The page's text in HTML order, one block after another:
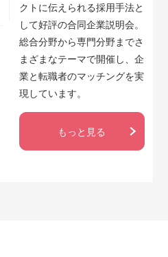
クトに伝えられる採用手法と
して好評の合同企業説明会。
総合分野から専門分野までさ
まざまなテーマで開催し、企
業と転職者のマッチングを実
現しています。
もっと見る